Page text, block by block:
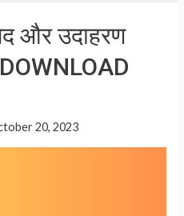
और उदाहरण
20, 2023